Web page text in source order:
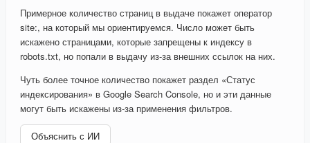
Примерное количество страниц в выдаче покажет оператор
site:, на который мы ориентируемся. Число может быть
искажено страницами, которые запрещены к индексу в
robots.txt, но попали в выдачу из-за внешних ссылок на них.
Чуть более точное количество покажет раздел «Статус
индексирования» в Google Search Console, но и эти данные
могут быть искажены из-за применения фильтров.
Объяснить с ИИ